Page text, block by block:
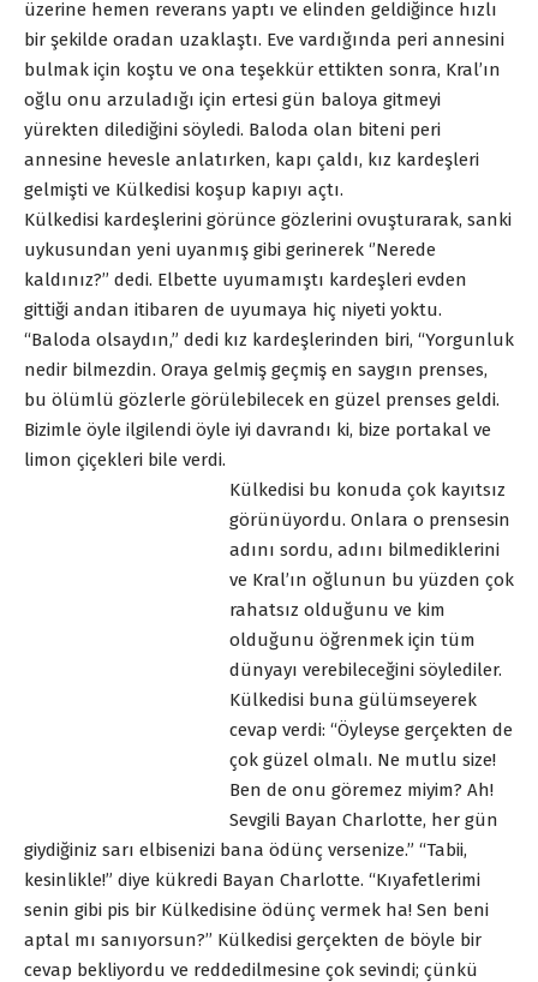
üzerine hemen reverans yaptı ve elinden geldiğince hızlı
bir şekilde oradan uzaklaştı. Eve vardığında peri annesini
bulmak için koştu ve ona teşekkür ettikten sonra, Kral’ın
oğlu onu arzuladığı için ertesi gün baloya gitmeyi
yürekten dilediğini söyledi. Baloda olan biteni peri
annesine hevesle anlatırken, kapı çaldı, kız kardeşleri
gelmişti ve Külkedisi koşup kapıyı açtı.
Külkedisi kardeşlerini görünce gözlerini ovuşturarak, sanki
uykusundan yeni uyanmış gibi gerinerek ‘’Nerede
kaldınız?’’ dedi. Elbette uyumamıştı kardeşleri evden
gittiği andan itibaren de uyumaya hiç niyeti yoktu.
“Baloda olsaydın,” dedi kız kardeşlerinden biri, “Yorgunluk
nedir bilmezdin. Oraya gelmiş geçmiş en saygın prenses,
bu ölümlü gözlerle görülebilecek en güzel prenses geldi.
Bizimle öyle ilgilendi öyle iyi davrandı ki, bize portakal ve
limon çiçekleri bile verdi.
Külkedisi bu konuda çok kayıtsız
görünüyordu. Onlara o prensesin
adını sordu, adını bilmediklerini
ve Kral’ın oğlunun bu yüzden çok
rahatsız olduğunu ve kim
olduğunu öğrenmek için tüm
dünyayı verebileceğini söylediler.
Külkedisi buna gülümseyerek
cevap verdi: “Öyleyse gerçekten de
çok güzel olmalı. Ne mutlu size!
Ben de onu göremez miyim? Ah!
Sevgili Bayan Charlotte, her gün
giydiğiniz sarı elbisenizi bana ödünç versenize.” “Tabii,
kesinlikle!” diye kükredi Bayan Charlotte. “Kıyafetlerimi
senin gibi pis bir Külkedisine ödünç vermek ha! Sen beni
aptal mı sanıyorsun?’’ Külkedisi gerçekten de böyle bir
cevap bekliyordu ve reddedilmesine çok sevindi; çünkü